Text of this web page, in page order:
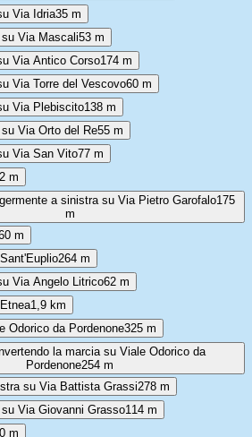
Via Idria35 m
Via Mascali53 m
Via Antico Corso174 m
Via Torre del Vescovo60 m
Via Plebiscito138 m
Via Orto del Re55 m
Via San Vito77 m
m
a sinistra su Via Pietro Garofalo175
m
m
264 m
Via Angelo Litrico62 m
1,9 km
Odorico da Pordenone325 m
la marcia su Viale Odorico da
Pordenone254 m
su Via Battista Grassi278 m
Via Giovanni Grasso114 m
m